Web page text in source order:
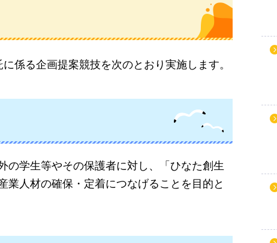
係る企画提案競技を次のとおり実施します。
の学生等やその保護者に対し、「ひなた創生
人材の確保・定着につなげることを目的と